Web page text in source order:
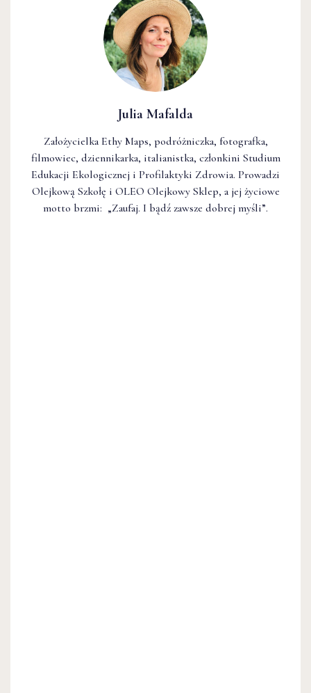
Julia Mafalda
Założycielka Ethy Maps, podróżniczka, fotografka,
filmowiec, dziennikarka, italianistka, członkini Studium
Edukacji Ekologicznej i Profilaktyki Zdrowia. Prowadzi
Olejkową Szkołę i OLEO Olejkowy Sklep, a jej życiowe
motto brzmi: „Zaufaj. I bądź zawsze dobrej myśli”.